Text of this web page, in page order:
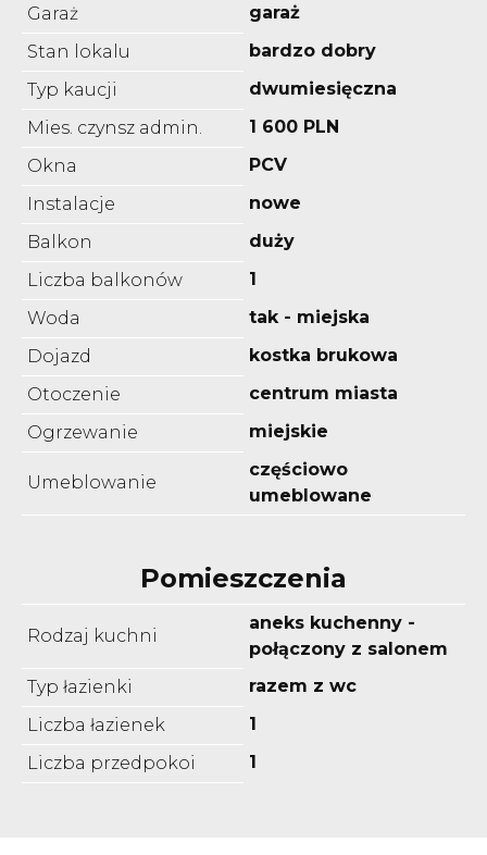
Garaż
garaż
Stan lokalu
bardzo dobry
Typ kaucji
dwumiesięczna
Mies. czynsz admin.
1 600 PLN
Okna
PCV
Instalacje
nowe
Balkon
duży
Liczba balkonów
1
Woda
tak - miejska
Dojazd
kostka brukowa
Otoczenie
centrum miasta
Ogrzewanie
miejskie
Umeblowanie
częściowo
umeblowane
Pomieszczenia
Rodzaj kuchni
aneks kuchenny -
połączony z salonem
Typ łazienki
razem z wc
Liczba łazienek
1
Liczba przedpokoi
1